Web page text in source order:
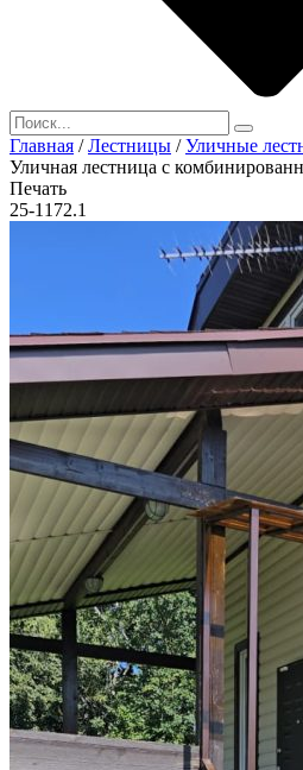
Главная /Лестницы /Уличные
Уличная лестница с
Печать
25-1172.1